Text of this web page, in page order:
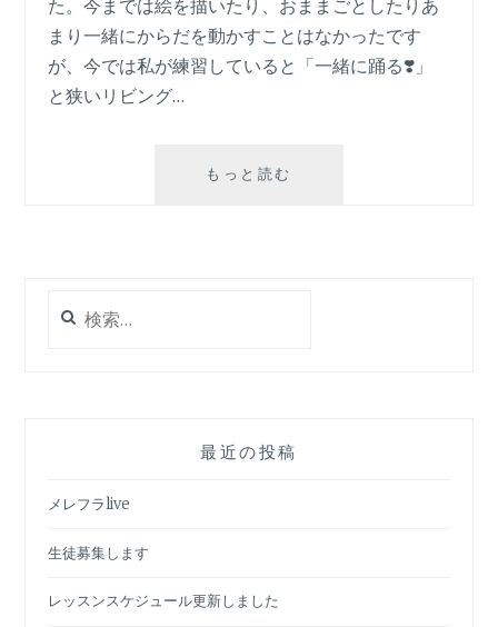
た。今までは絵を描いたり、おままごとしたりあ
まり一緒にからだを動かすことはなかったです
が、今では私が練習していると「一緒に踊る❣️」
と狭いリビング…
もっと読む
索:
最近の投稿
メレフラlive
生徒募集します
レッスンスケジュール更新しました